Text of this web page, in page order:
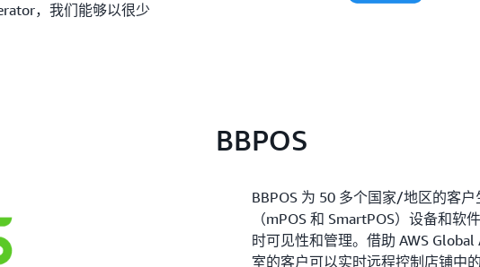
，我们能够以很少
BBPOS
BBPOS 为 50 多个国家/地区的客
（mPOS 和 SmartPOS）设备和软
时可见性和管理。借助 AWS
室的客户可以实时远程控制店铺中